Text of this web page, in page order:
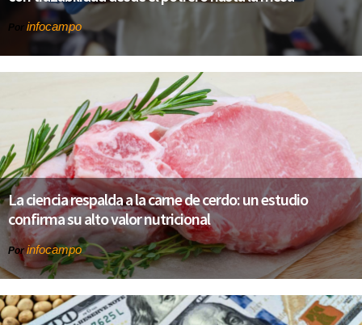
Por infocampo
La ciencia respalda a la carne de cerdo: un estudio
confirma su alto valor nutricional
Por infocampo